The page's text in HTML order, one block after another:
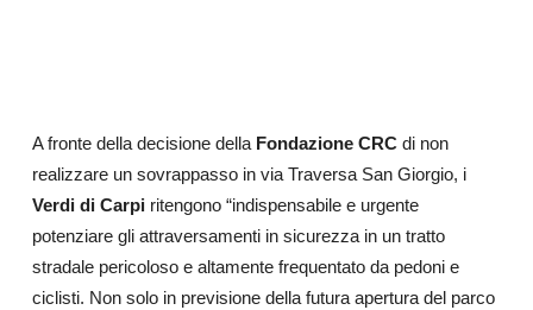
A fronte della decisione della Fondazione CRCdi non
realizzare un sovrappasso in via Traversa San Giorgio, i
Verdi di Carpiritengono “indispensabile e urgente
potenziare gli attraversamenti in sicurezza in un tratto
stradale pericoloso e altamente frequentato da pedoni e
ciclisti. Non solo in previsione della futura apertura del parco